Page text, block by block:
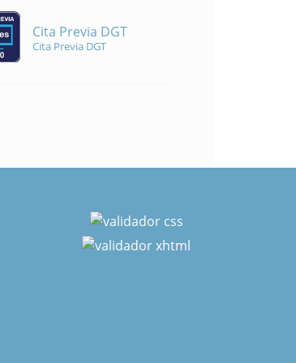
Cita Previa DGT
Cita Previa DGT